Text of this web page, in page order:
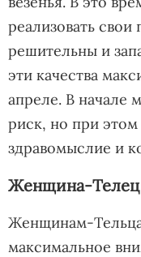
реализовать
решительны и
эти качества
апреле. В начале
риск, но при
здравомыслие и
Женщина-Телец
Женщинам-
максимальное